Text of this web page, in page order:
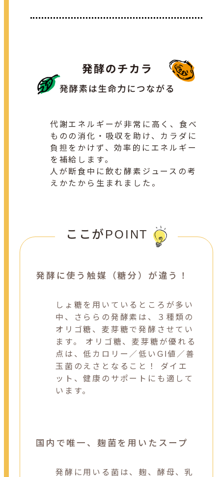
代謝エネルギーが非常に高く、食べ
ものの消化・吸収を助け、カラダに
負担をかけず、効率的にエネルギー
を補給します。
人が断食中に飲む酵素ジュースの考
えかたから生まれました。
ここがPOINT
発酵に使う触媒（糖分）が違う！
しょ糖を用いているところが多い
中、さららの発酵素は、３種類の
オリゴ糖、麦芽糖で発酵させてい
ます。 オリゴ糖、麦芽糖が優れる
点は、低カロリー／低いGI値／善
玉菌のえさとなること！ ダイエ
ット、健康のサポートにも適して
います。
国内で唯一、麹菌を用いたスープ
発酵に用いる菌は、麹、酵母、乳